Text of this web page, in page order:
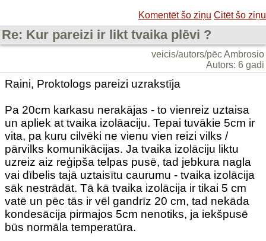
Komentēt šo ziņu Citēt šo ziņu
Re: Kur pareizi ir likt tvaika plēvi ?
veicis/autors/pēc Ambrosio
Autors: 6 gadi
Raini, Proktologs pareizi uzrakstīja
Pa 20cm karkasu nerakājas - to vienreiz uztaisa
un apliek at tvaika izolāaciju. Tepai tuvākie 5cm ir
vita, pa kuru cilvēki ne vienu vien reizi vilks /
pārvilks komunikācijas. Ja tvaika izolāciju liktu
uzreiz aiz reģipša telpas pusē, tad jebkura nagla
vai dībelis tajā uztaisītu caurumu - tvaika izolācija
sāk nestrādāt. Tā kā tvaika izolācija ir tikai 5 cm
vatē un pēc tās ir vēl gandrīz 20 cm, tad nekāda
kondesācija pirmajos 5cm nenotiks, ja iekšpusē
būs normāla temperatūra.